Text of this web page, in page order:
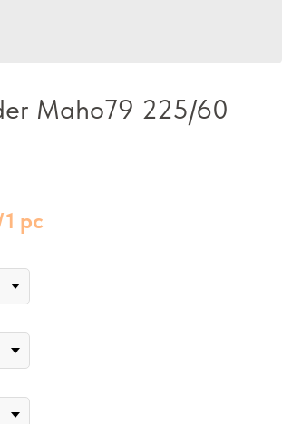
Maho79 225/60
1 pc